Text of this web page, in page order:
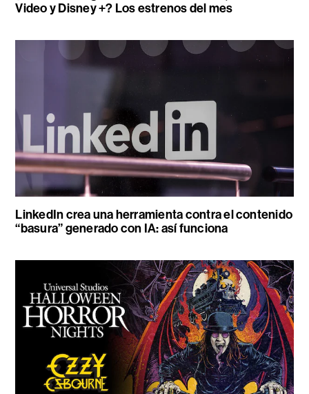
Video y Disney +? Los estrenos del mes
LinkedIn crea una herramienta contra el contenido
“basura” generado con IA: así funciona